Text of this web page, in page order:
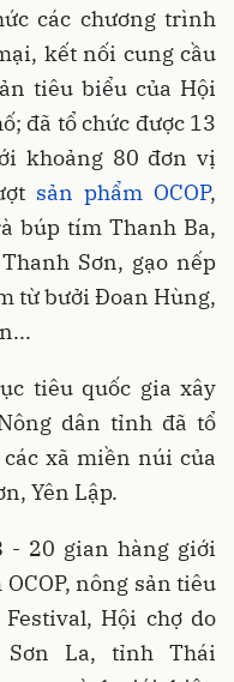
các chương trình
kết nối cung cầu
tiêu biểu của Hội
đã tổ chức được 13
khoảng 80 đơn vị
sản phẩm OCOP,
búp tím Thanh Ba,
Sơn, gạo nếp
từ bưởi Đoan Hùng,
tiêu quốc gia xây
dân tỉnh đã tổ
xã miền núi của
Yên Lập.
- 20 gian hàng giới
nông sản tiêu
Hội chợ do
La, tỉnh Thái